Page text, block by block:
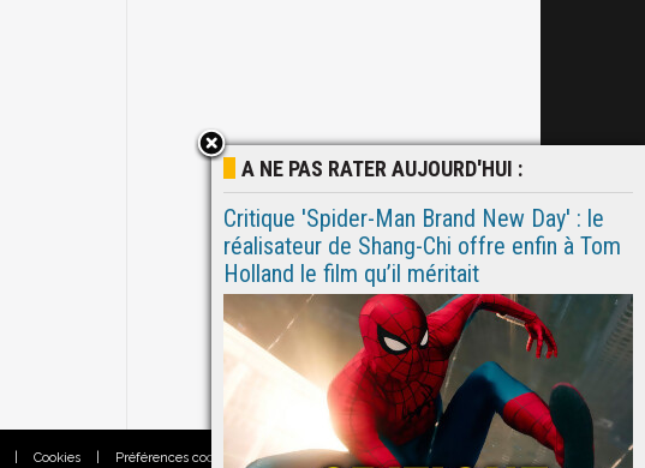
Cookies Préférences cookies | Contacts
A NE PAS RATER AUJOURD'HUI :
Critique 'Spider-Man Brand New Day' : le
réalisateur de Shang-Chi offre enfin à Tom
Holland le film qu’il méritait